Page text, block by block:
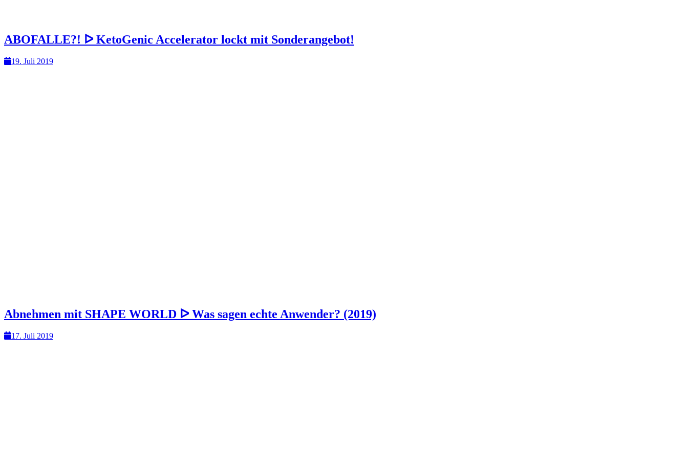
ABOFALLE?! ᐅ KetoGenic Accelerator lockt mit Sonderangebot!
19. Juli 2019
Abnehmen mit SHAPE WORLD ᐅ Was sagen echte Anwender? (2019)
17. Juli 2019